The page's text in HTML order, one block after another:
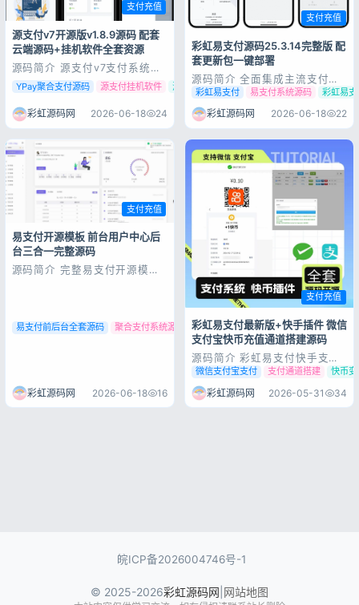
支付充值
源支付v7开源版v1.8.9源码 配套
云端源码+挂机软件全套资源
源码简介 源支付v7支付系统开
源版 v1.8.9源码 附云端源码
+挂机软件开源无加密无授权版
收款，api对接参数和易支付是
一样的测试环境：PHP8.1，
是thinkphp源...
YPay聚合支付源码 源支付挂机软件 源支付云端源码
彩虹源码网 2026-06-18 24
支付充值
彩虹易支付源码25.3.14完整版 配
套更新包一键部署
源码简介 全面集成主流支付渠
道，为企业提供解决收款付款结
算营销;支持支付宝、微信、银
联、QQ钱包等主流支付渠道，
让您拥有PC网页支付、扫码支
等; 服务器环境推荐使用宝塔、
AMH等面板一键...
彩虹易支付 易支付系统源码 彩虹易
彩虹源码网 2026-06-18 22
支付充值
易支付开源模板 前台用户中心后
台三合一完整源码
源码简介 完整易支付开源模
教程。模板内容包含前台+用户
中心+后台此次更新优化了后台
易支付前后台全套源码 聚合支付系统源码 易支付三合一源码
彩虹源码网 2026-06-18 16
支付充值
彩虹易支付最新版+快手插件 微信
支付宝快币充值通道搭建源码
源码简介 彩虹易支付快手支付
插件–小白可上手支持微信/支付
宝 支付 已适配最新版彩虹易支
付将压缩包丢到网站根目录解压
覆盖替换进入后台支付接口-》
微信支付宝支付 支付通道搭建 快币
彩虹源码网 2026-05-31 34
皖ICP备2026004746号-1
© 2025-2026彩虹源码网 网站地图
用户协议 隐私政策